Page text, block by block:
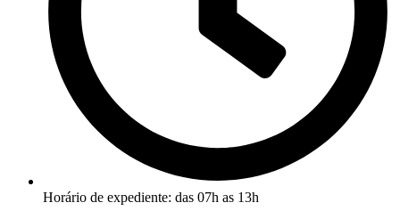
Horário de expediente: das 07h as 13h